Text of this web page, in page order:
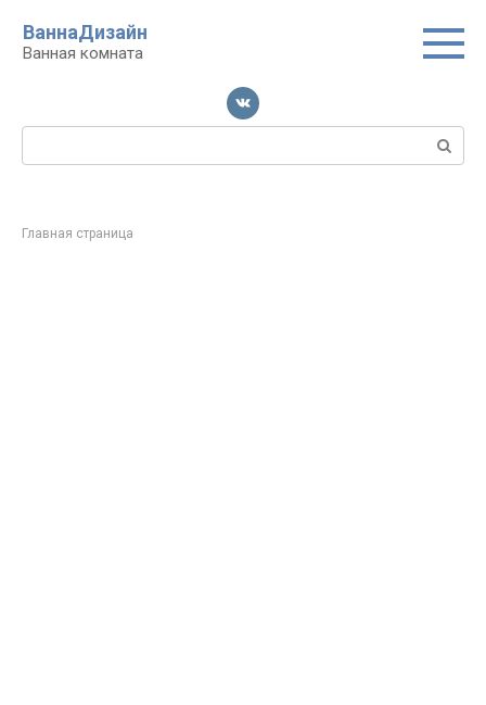
контенту
ВаннаДизайн
Ванная комната
Поиск:
Главная страница